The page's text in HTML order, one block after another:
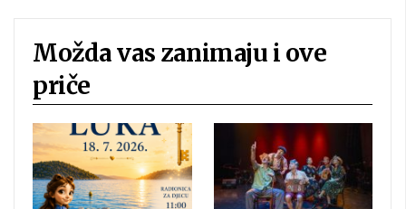
Možda vas zanimaju i ove
priče